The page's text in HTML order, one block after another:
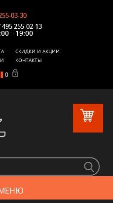
03-30
495 255-02-13
- 19:00
0
СКИДКИ И АКЦИИ
КОНТАКТЫ